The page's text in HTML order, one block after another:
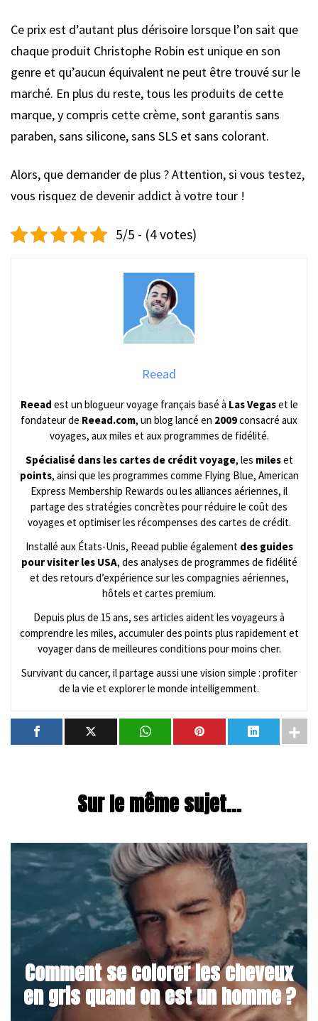
Ce prix est d’autant plus dérisoire lorsque l’on sait que
chaque produit Christophe Robin est unique en son
genre et qu’aucun équivalent ne peut être trouvé sur le
marché. En plus du reste, tous les produits de cette
marque, y compris cette crème, sont garantis sans
paraben, sans silicone, sans SLS et sans colorant.
Alors, que demander de plus ? Attention, si vous testez,
vous risquez de devenir addict à votre tour !
5/5 - (4 votes)
Reead
Reead est un blogueur voyage français basé à Las Vegaset le
fondateur de Reead.com, un blog lancé en 2009consacré aux
voyages, aux miles et aux programmes de fidélité.
Spécialisé dans les cartes de crédit voyage, les mileset
points, ainsi que les programmes comme Flying Blue, American
Express Membership Rewards ou les alliances aériennes, il
partage des stratégies concrètes pour réduire le coût des
voyages et optimiser les récompenses des cartes de crédit.
Installé aux États-Unis, Reead publie également des guides
pour visiter les USA, des analyses de programmes de fidélité
et des retours d’expérience sur les compagnies aériennes,
hôtels et cartes premium.
Depuis plus de 15 ans, ses articles aident les voyageurs à
comprendre les miles, accumuler des points plus rapidement et
voyager dans de meilleures conditions pour moins cher.
Survivant du cancer, il partage aussi une vision simple : profiter
de la vie et explorer le monde intelligemment.
Sur le même sujet...
Comment se colorer les cheveux
en gris quand on est un homme ?